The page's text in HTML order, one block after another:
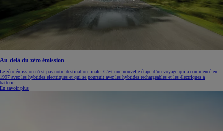
Au-delà du zéro émission
Le zéro émission n’est pas notre destination finale. C'est une nouvelle étape d’un voyage qui a commencé en
1997 avec les hybrides électriques et qui se poursuit avec les hybrides rechargeables et les électriques à
batterie.
En savoir plus